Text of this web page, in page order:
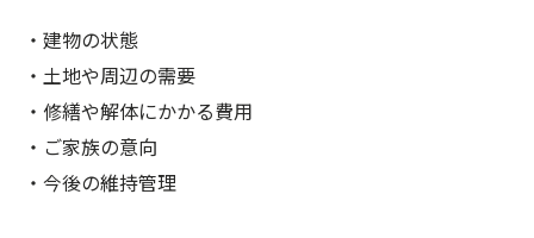
・建物の状態
・土地や周辺の需要
・修繕や解体にかかる費用
・ご家族の意向
・今後の維持管理